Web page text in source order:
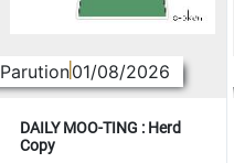
Parution01/08/2026
DAILY MOO-TING : Herd
Copy